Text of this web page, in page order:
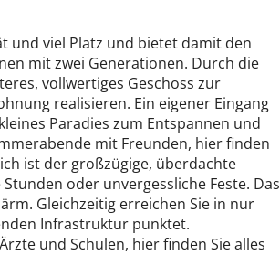
und viel Platz und bietet damit den
mit zwei Generationen. Durch die
vollwertiges Geschoss zur
realisieren. Ein eigener Eingang
Paradies zum Entspannen und
mit Freunden, hier finden
ist der großzügige, überdachte
oder unvergessliche Feste. Das
Gleichzeitig erreichen Sie in nur
Infrastruktur punktet.
und Schulen, hier finden Sie alles